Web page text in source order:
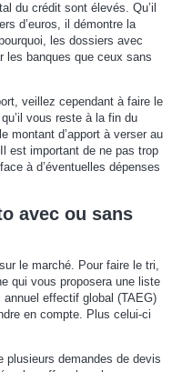
du crédit sont élevés. Qu’il
d’euros, il démontre la
les dossiers avec
les banques que ceux sans
veillez cependant à faire le
vous reste à la fin du
montant d’apport à verser au
est important de ne pas trop
à d’éventuelles dépenses
avec ou sans
le marché. Pour faire le tri,
qui vous proposera une liste
effectif global (TAEG)
en compte. Plus celui-ci
plusieurs demandes de devis